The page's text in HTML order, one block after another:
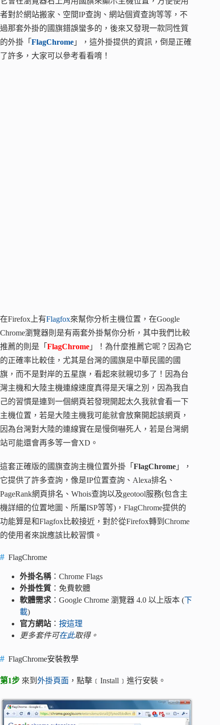
者對於網站搬家、空間IP查詢、網站個資查詢等等，不
過那套外掛的國旗錯誤蠻多的，後來又發現一款同性質
的外掛「 FlagChrome 」，這外掛提供的資訊，倒是正確
了許多，大家可以參考看看唷！
在Firefox上有Flagfox來幫你分析主機位置，在Google
Chrome瀏覽器則是有兩套外掛幫你分析，其中我們比較
推薦的則是「 FlagChrome 」！為什麼推薦它呢？因為它
的正確率比較佳，尤其是台灣的國旗是中華民國的國
旗，而不是對岸的五星旗，看起來就親切多了！因為台
灣主機和大陸主機連線速度真得是天壤之別，因為我自
己的習慣是連到一個網頁若發現開起太久我就會看一下
主機位置，若是大陸主機我可能就會放棄開起該網頁，
因為台灣對大陸的連線實在是慢倒嚇死人，若是台灣網
站可能還會再多等一會XD。
這套正確版的國旗查詢主機位置外掛「 FlagChrome 」，
它提供了許多查詢，像是IP位置查詢、Alexa排名、
PageRank網頁排名、Whois查詢以及geotool服務(包含主
機詳細的位置地圖、所屬ISP等等)，FlagChrome提供的
功能算是和Flagfox比較接近，對於從Firefox轉到Chrome
的使用者來說應該比較習慣。
FlagChrome
外掛名稱：Chrome Flags
外掛性質 ：免費軟體
軟體需求 ：Google Chrome 瀏覽器 4.0 以上版本 (下
載)
官方網站 ： 按這理
更多套件可在此取得。
FlagChrome安裝教學
第1步 來到 外掛頁面 ，點擊﹝Install﹞進行安裝。